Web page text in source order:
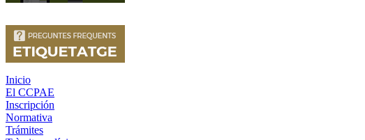
Inicio
El CCPAE
Inscripción
Normativa
Trámites